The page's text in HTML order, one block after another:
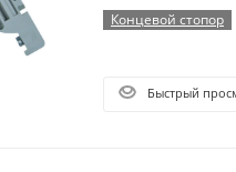
Концевой стопор
Быстрый